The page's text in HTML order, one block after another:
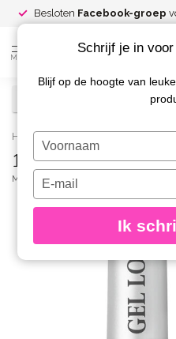
Besloten Facebook-groep
MENU
Home / 1056 Gel Look
1056 Gel Look
MOYRA
Schrijf je in
Blijf op de hoogte van
Typ
je
naam
Typ
je
e-
in
Ik